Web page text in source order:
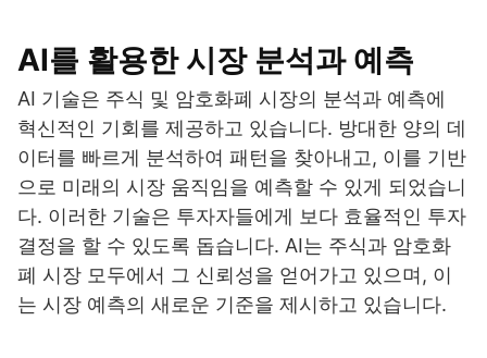
AI를 활용한 시장 분석과 예측
AI 기술은 주식 및 암호화폐 시장의 분석과 예측에
혁신적인 기회를 제공하고 있습니다. 방대한 양의 데
이터를 빠르게 분석하여 패턴을 찾아내고, 이를 기반
으로 미래의 시장 움직임을 예측할 수 있게 되었습니
다. 이러한 기술은 투자자들에게 보다 효율적인 투자
결정을 할 수 있도록 돕습니다. AI는 주식과 암호화
폐 시장 모두에서 그 신뢰성을 얻어가고 있으며, 이
는 시장 예측의 새로운 기준을 제시하고 있습니다.